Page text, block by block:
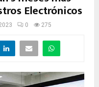
Electrónicos
0 275